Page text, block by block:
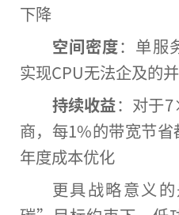
下降
空间密度：单服
实现CPU无法企及的
持续收益：对于
商，每1%的带宽节
年度成本优化
更具战略意义